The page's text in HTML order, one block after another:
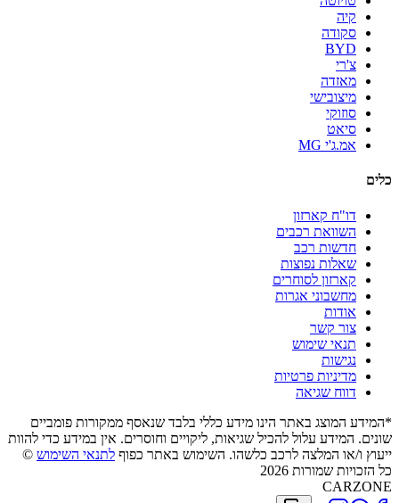
קיה
סקודה
BYD
צ'רי
מאזדה
מיצובישי
סוזוקי
סיאט
אמ.ג'י MG
כלים
דו"ח קארזון
השוואת רכבים
חדשות רכב
שאלות נפוצות
קארזון לסוחרים
מחשבוני אגרות
אודות
צור קשר
תנאי שימוש
נגישות
מדיניות פרטיות
דווח שגיאה
*המידע המוצג באתר הינו מידע כללי בלבד שנאסף ממקורות פומביים
שונים. המידע עלול להכיל שגיאות, ליקויים וחוסרים. אין במידע כדי להוות
ייעוץ ו/או המלצה לרכב כלשהו. השימוש באתר כפוף לתנאי השימוש ©
כל הזכויות שמורות 2026
CARZONE